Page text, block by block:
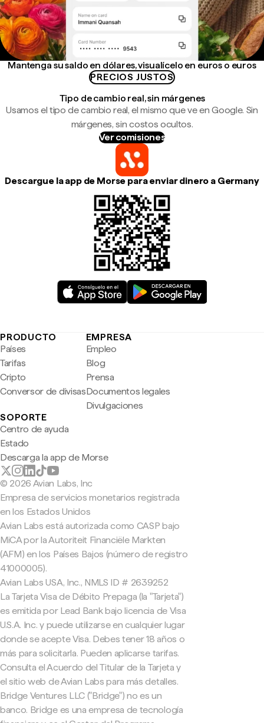
Mantenga su saldo en dólares, visualícelo en euros o euros
PRECIOS JUSTOS
Tipo de cambio real, sin márgenes
Usamos el tipo de cambio real, el mismo que ve en Google. Sin
márgenes, sin costos ocultos.
Ver comisiones
Descargue la app de Morse para enviar dinero a Germany
PRODUCTO
Países
Tarifas
Cripto
Conversor de divisas
EMPRESA
Empleo
Blog
Prensa
Documentos legales
Divulgaciones
SOPORTE
Centro de ayuda
Estado
Descarga la app de Morse
© 2026 Avian Labs, Inc
Empresa de servicios monetarios registrada
en los Estados Unidos
Avian Labs está autorizada como CASP bajo
MiCA por la Autoriteit Financiële Markten
(AFM) en los Países Bajos (número de registro
41000005).
Avian Labs USA, Inc., NMLS ID # 2639252
La Tarjeta Visa de Débito Prepaga (la "Tarjeta")
es emitida por Lead Bank bajo licencia de Visa
U.S.A. Inc. y puede utilizarse en cualquier lugar
donde se acepte Visa. Debes tener 18 años o
más para solicitarla. Pueden aplicarse tarifas.
Consulta el Acuerdo del Titular de la Tarjeta y
el sitio web de Avian Labs para más detalles.
Bridge Ventures LLC ("Bridge") no es un
banco. Bridge es una empresa de tecnología